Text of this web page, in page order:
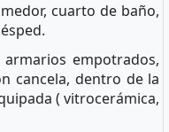
cuarto de baño,
empotrados,
cancela, dentro de la
( vitrocerámica,